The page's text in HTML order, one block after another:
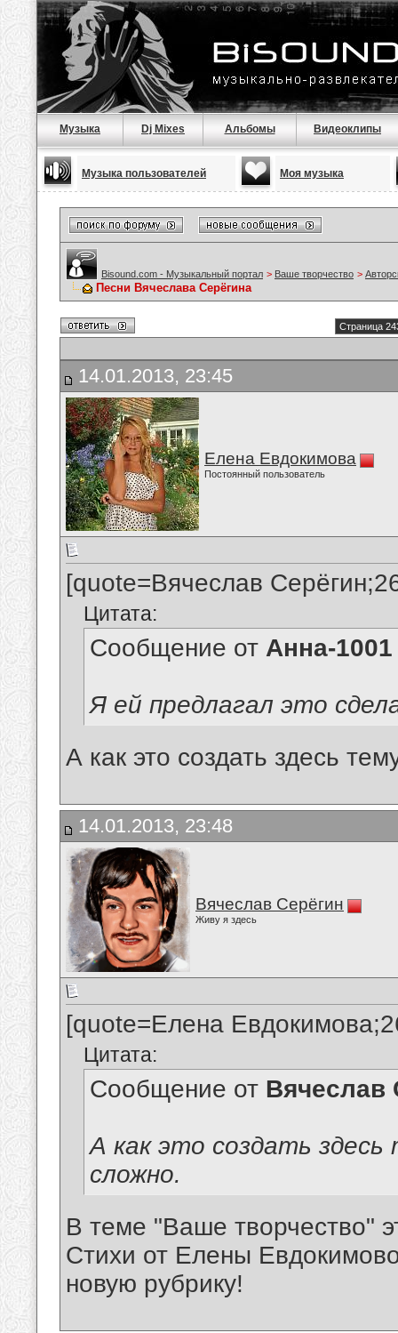
Музыка Dj Mixes Альбомы Видеоклипы
Музыка пользователей Моя музыка
Bisound.com - Музыкальный портал > Ваше творчество >
Песни Вячеслава Серёгина
Страница
14.01.2013, 23:45
Елена Евдокимова
Постоянный пользователь
[quote=Вячеслав
Цитата:
Сообщение от Анна-1001
Я ей предлагал это
А как это создать здесь
14.01.2013, 23:48
Вячеслав Серёгин
Живу я здесь
[quote=Елена
Цитата:
Сообщение от Вячеслав
А как это создать
сложно.
В теме "Ваше творчество"
Стихи от Елены
новую рубрику!